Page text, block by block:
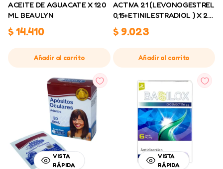
ACEITE DE AGUACATE X 120
ML BEAULYN
$14.410
Añadir al carrito
ACTIVA 21 (LEVONOGESTREL
0,15+ETINILESTRADIOL ) X 21
GRAGEAS
$ 9.023
Añadir al carrito
VISTA
RÁPIDA
VISTA
RÁPIDA